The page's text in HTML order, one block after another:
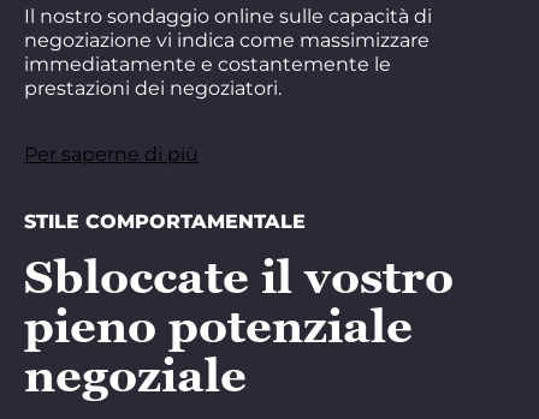
Il nostro sondaggio online sulle capacità di
negoziazione vi indica come massimizzare
immediatamente e costantemente le
prestazioni dei negoziatori.
Per saperne di più
STILE COMPORTAMENTALE
Sbloccate il vostro
pieno potenziale
negoziale